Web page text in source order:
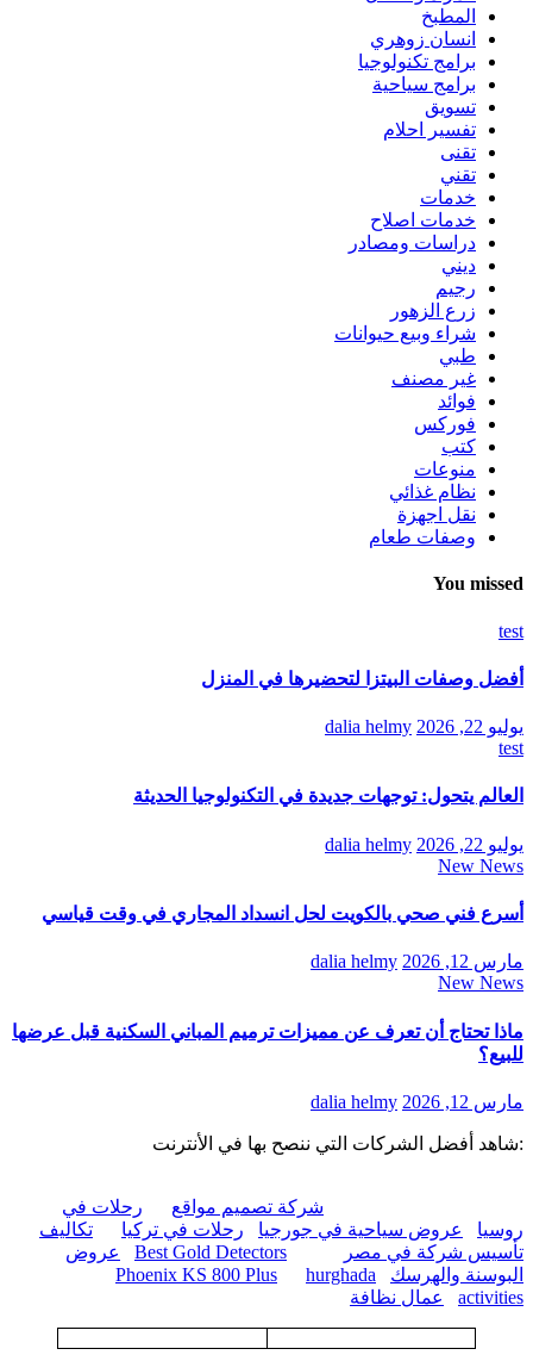
المطبخ
انسان زوهري
برامج تكنولوجيا
برامج سياحية
تسويق
تفسير احلام
تقنى
تقني
خدمات
خدمات اصلاح
دراسات ومصادر
ديني
رجيم
زرع الزهور
شراء وبيع حيوانات
طبي
غير مصنف
فوائد
فوركس
كتب
منوعات
نظام غذائي
نقل اجهزة
وصفات طعام
You missed
test
أفضل وصفات البيتزا لتحضيرها في المنزل
يوليو 22, 2026
dalia helmy
test
العالم يتحول: توجهات جديدة في التكنولوجيا الحديثة
يوليو 22, 2026
dalia helmy
New News
أسرع فني صحي بالكويت لحل انسداد المجاري في وقت قياسي
مارس 12, 2026
dalia helmy
New News
ماذا تحتاج أن تعرف عن مميزات ترميم المباني السكنية قبل عرضها
للبيع؟
مارس 12, 2026 dalia helmy
:شاهد أفضل الشركات التي ننصح بها في الأنترنت
شركة تصميم مواقع
رحلات في
روسيا
عروض سياحية في جورجيا رحلات في تركيا
تكاليف
تأسيس شركة في مصر
Best Gold Detectors
عروض
البوسنة والهرسك
Phoenix KS 800 Plus
hurghada
activities
عمال نظافة